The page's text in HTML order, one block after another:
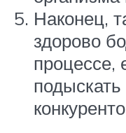
Наконец,
здорово
процессе,